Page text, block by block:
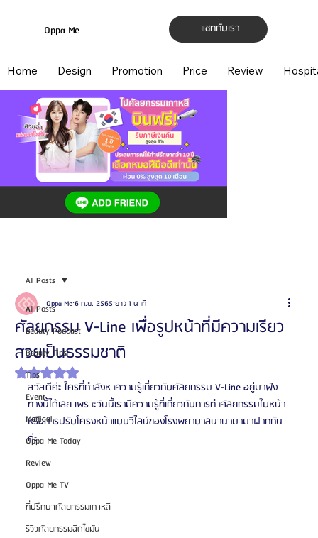
แชทกับเรา
Oppa Me
Home Design Promotion Price Review
All Posts
Beauty Podcast
Beauty Tips
Tips
Event
Medical
Oppa Me Today
Review
Oppa Me TV
ที่ปรึกษาศัลยกรรมเกาหลี
รีวิวศัลยกรรมฉีดไขมัน
All Posts
ศัลยกรรม V-Line เพื่อรูปหน้าที่มีความเรียว
สวยเป็นธรรมชาติ
Oppa Me6 ก.ย. 2565 ยาว 1 นาที
ได้รับ NaN เต็ม 5 ดาว
สวัสดีค่ะ ใครที่กำลังหาความรู้เกี่ยวกับศัลยกรรม V-Line อยู่มาฟัง
ทางนี้ได้เลย เพราะวันนี้เรามีความรู้ที่เกี่ยวกับการทำศัลยกรรมใบหน้า
หรือการปรับโครงหน้าแบบวีไลน์ของโรงพยาบาลนานามามาฝากกัน
ค่ะ